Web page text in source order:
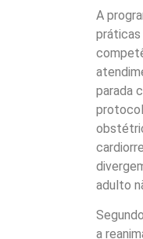
A
práticas
parada
adulto
a